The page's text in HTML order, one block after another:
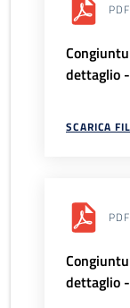
PDF
dettaglio
SCARICA
PDF
dettaglio